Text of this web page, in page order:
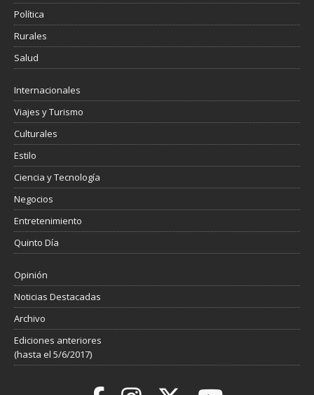
Política
Rurales
Salud
Internacionales
Viajes y Turismo
Culturales
Estilo
Ciencia y Tecnología
Negocios
Entretenimiento
Quinto Día
Opinión
Noticias Destacadas
Archivo
Ediciones anteriores
(hasta el 5/6/2017)